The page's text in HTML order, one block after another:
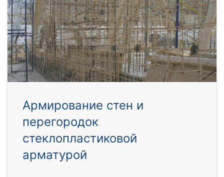
Армирование стен и
перегородок
стеклопластиковой
арматурой